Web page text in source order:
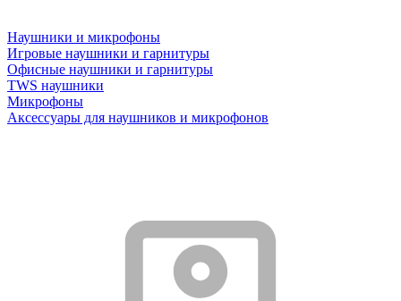
Наушники и микрофоны
Игровые наушники и гарнитуры
Офисные наушники и гарнитуры
TWS наушники
Микрофоны
Аксессуары для наушников и микрофонов